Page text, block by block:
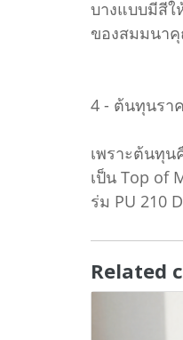
บางแบบมีสีใ
ของสมมนาคุ
4 - ต้นทุนรา
เพราะต้นทุน
เป็น Top of
ร่ม PU 210
Related